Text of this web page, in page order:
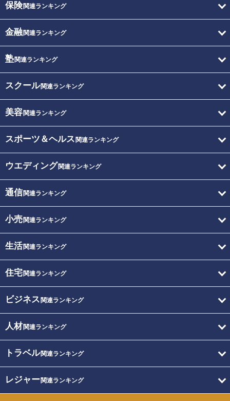
保険関連ランキング
金融関連ランキング
塾関連ランキング
スクール関連ランキング
美容関連ランキング
スポーツ＆ヘルス 関連ランキング
ウエディング関連ランキング
通信関連ランキング
小売関連ランキング
生活関連ランキング
住宅関連ランキング
ビジネス 関連ランキング
人材関連ランキング
トラベル関連ランキング
レジャー関連ランキング